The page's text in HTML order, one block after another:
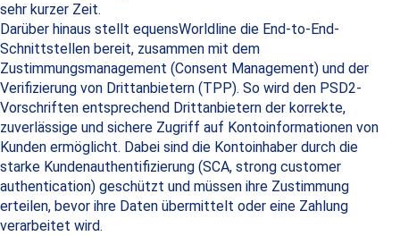
sehr kurzer Zeit.
Darüber hinaus stellt equensWorldline die End-to-End-
Schnittstellen bereit, zusammen mit dem
Zustimmungsmanagement (Consent Management) und der
Verifizierung von Drittanbietern (TPP). So wird den PSD2-
Vorschriften entsprechend Drittanbietern der korrekte,
zuverlässige und sichere Zugriff auf Kontoinformationen von
Kunden ermöglicht. Dabei sind die Kontoinhaber durch die
starke Kundenauthentifizierung (SCA, strong customer
authentication) geschützt und müssen ihre Zustimmung
erteilen, bevor ihre Daten übermittelt oder eine Zahlung
verarbeitet wird.